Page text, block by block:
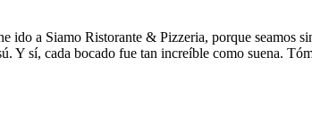
ido a Siamo Ristorante & Pizzeria, porque seamos
Y sí, cada bocado fue tan increíble como suena.